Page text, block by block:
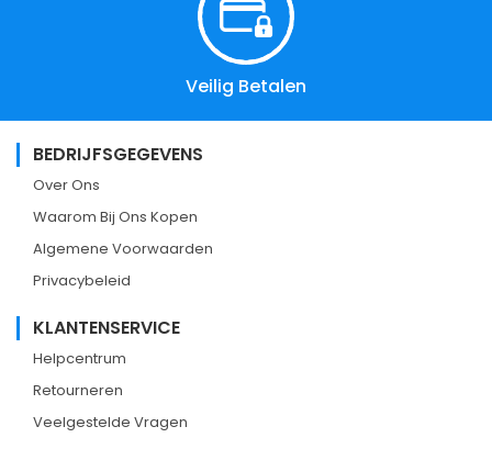
Veilig Betalen
BEDRIJFSGEGEVENS
Over Ons
Waarom Bij Ons Kopen
Algemene Voorwaarden
Privacybeleid
KLANTENSERVICE
Helpcentrum
Retourneren
Veelgestelde Vragen